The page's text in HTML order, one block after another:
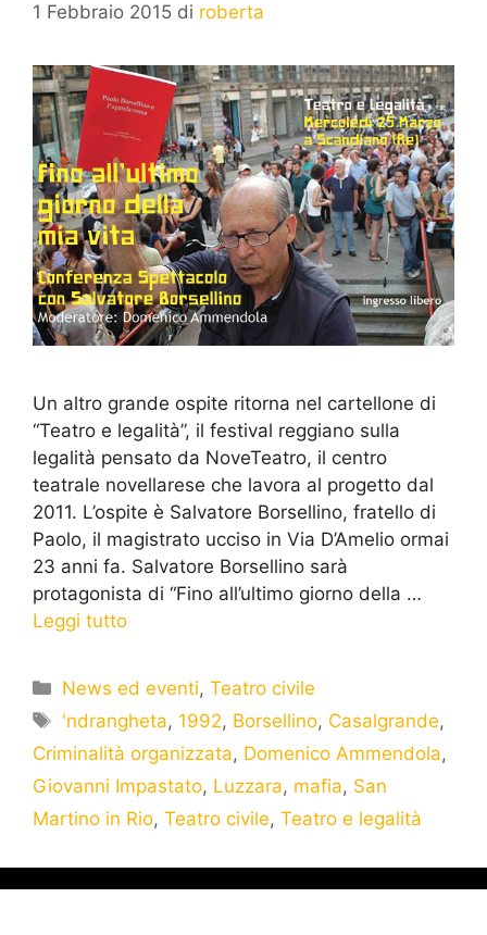
1 Febbraio 2015 di roberta
Un altro grande ospite ritorna nel cartellone di
“Teatro e legalità”, il festival reggiano sulla
legalità pensato da NoveTeatro, il centro
teatrale novellarese che lavora al progetto dal
2011. L’ospite è Salvatore Borsellino, fratello di
Paolo, il magistrato ucciso in Via D’Amelio ormai
23 anni fa. Salvatore Borsellino sarà
protagonista di “Fino all’ultimo giorno della …
Leggi tutto
News ed eventi,Teatro civile
'ndrangheta, 1992, Borsellino, Casalgrande,
Criminalità organizzata, Domenico Ammendola,
Giovanni Impastato, Luzzara, mafia, San
Martino in Rio, Teatro civile, Teatro e legalità